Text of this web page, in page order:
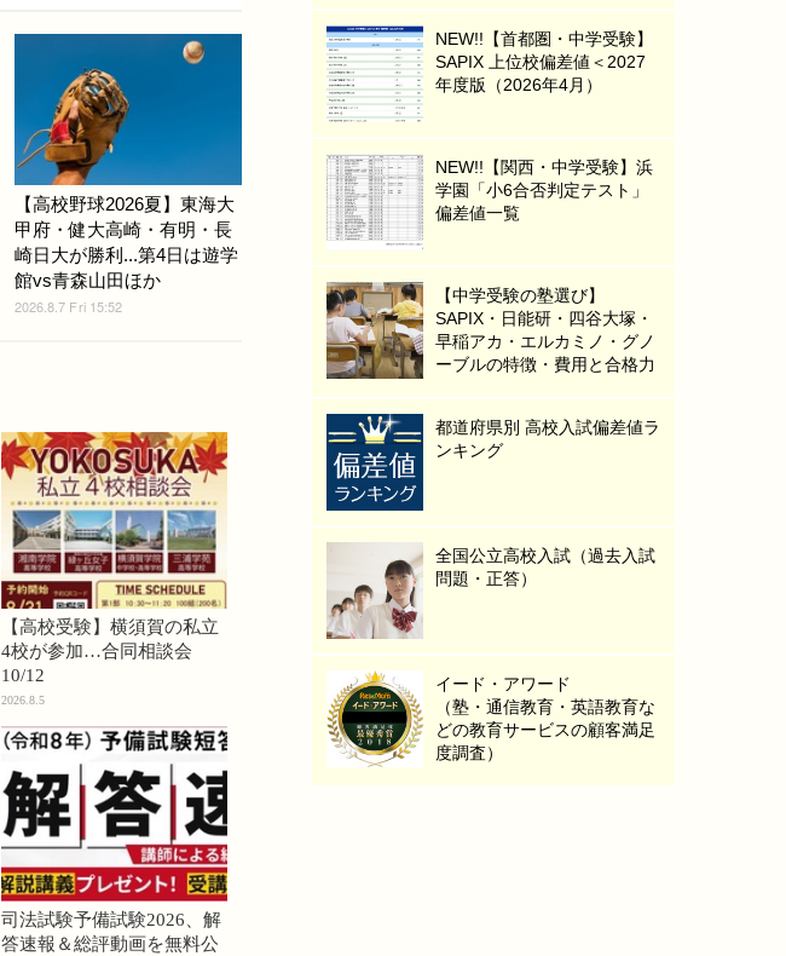
【高校野球2026夏】東海大
甲府・健大高崎・有明・長
崎日大が勝利...第4日は遊学
館vs青森山田ほか
2026.8.7 Fri 15:52
【高校受験】横須賀の私立
4校が参加…合同相談会
10/12
2026.8.5
司法試験予備試験2026、解
答速報＆総評動画を無料公
NEW!!【首都圏・中学受験】
SAPIX 上位校偏差値＜2027
年度版（2026年4月）
NEW!!【関西・中学受験】浜
学園「小6合否判定テスト」
偏差値一覧
【中学受験の塾選び】
SAPIX・日能研・四谷大塚・
早稲アカ・エルカミノ・グノ
ーブルの特徴・費用と合格力
都道府県別 高校入試偏差値ラ
ンキング
全国公立高校入試（過去入試
問題・正答）
イード・アワード
（塾・通信教育・英語教育な
どの教育サービスの顧客満足
度調査）